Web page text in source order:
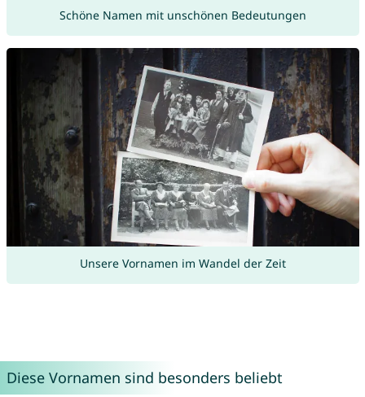
Schöne Namen mit unschönen Bedeutungen
Unsere Vornamen im Wandel der Zeit
Diese Vornamen sind besonders beliebt